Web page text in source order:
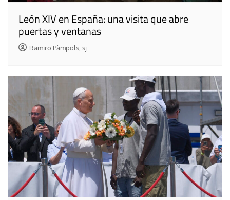
León XIV en España: una visita que abre
puertas y ventanas
Ramiro Pàmpols, sj